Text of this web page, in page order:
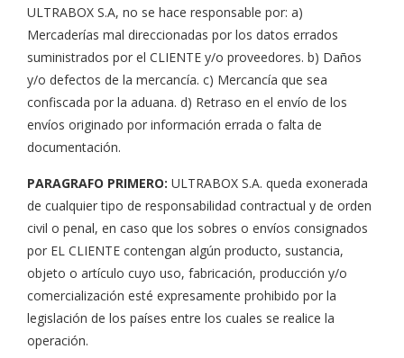
ULTRABOX S.A, no se hace responsable por: a)
Mercaderías mal direccionadas por los datos errados
suministrados por el CLIENTE y/o proveedores. b) Daños
y/o defectos de la mercancía. c) Mercancía que sea
confiscada por la aduana. d) Retraso en el envío de los
envíos originado por información errada o falta de
documentación.
PARAGRAFO PRIMERO: ULTRABOX S.A. queda exonerada
de cualquier tipo de responsabilidad contractual y de orden
civil o penal, en caso que los sobres o envíos consignados
por EL CLIENTE contengan algún producto, sustancia,
objeto o artículo cuyo uso, fabricación, producción y/o
comercialización esté expresamente prohibido por la
legislación de los países entre los cuales se realice la
operación.